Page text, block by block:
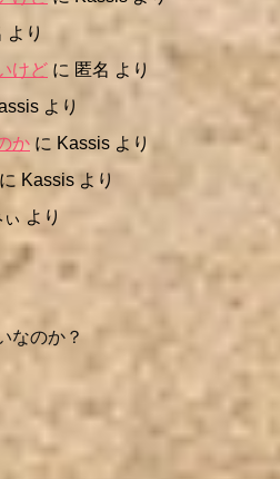
より
けど に 匿名 より
より
か に Kassis より
に Kassis より
より
なのか？